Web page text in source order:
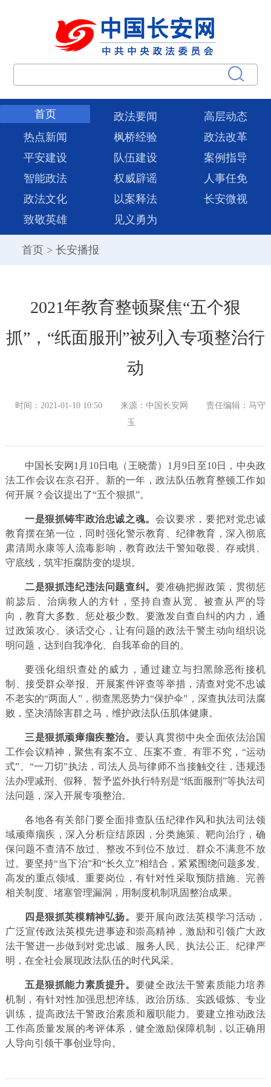
首页 政法要闻
高层动态
热点新闻
枫桥经验
政法改革
平安建设
队伍建设
案例指导
智能政法
权威辟谣
人事任免
政法文化
以案释法
长安微视
致敬英雄
见义勇为
首页 > 长安播报
2021年教育整顿聚焦“五个狠
抓”，“纸面服刑”被列入专项整治行
动
时间：2021-01-10 10:50 来源：中国长安网
责任编辑：马守
玉
中国长安网1月10日电（王晓蕾）1月9日至10日，中央政
法工作会议在京召开。新的一年，政法队伍教育整顿工作如
何开展？会议提出了“五个狠抓”。
一是狠抓铸牢政治忠诚之魂。 会议要求，要把对党忠诚
教育摆在第一位，同时强化警示教育、纪律教育，深入彻底
肃清周永康等人流毒影响，教育政法干警知敬畏、存戒惧、
守底线，筑牢拒腐防变的堤坝。
二是狠抓违纪违法问题查纠。 要准确把握政策，贯彻惩
前毖后、治病救人的方针，坚持自查从宽、被查从严的导
向，教育大多数、惩处极少数。要激发自查自纠的内力，通
过政策攻心、谈话交心，让有问题的政法干警主动向组织说
明问题，达到自我净化、自我革命的目的。
要强化组织查处的威力，通过建立与扫黑除恶衔接机
制、接受群众举报、开展案件评查等举措，清查对党不忠诚
不老实的“两面人”，彻查黑恶势力“保护伞”，深查执法司法腐
败，坚决清除害群之马，维护政法队伍肌体健康。
三是狠抓顽瘴痼疾整治。 要认真贯彻中央全面依法治国
工作会议精神，聚焦有案不立、压案不查、有罪不究，“运动
式”、“一刀切”执法，司法人员与律师不当接触交往，违规违
法办理减刑、假释、暂予监外执行特别是“纸面服刑”等执法司
法问题，深入开展专项整治。
各地各有关部门要全面排查队伍纪律作风和执法司法领
域顽瘴痼疾，深入分析症结原因，分类施策、靶向治疗，确
保问题不查清不放过、整改不到位不放过、群众不满意不放
过。要坚持“当下治”和“长久立”相结合，紧紧围绕问题多发、
高发的重点领域、重要岗位，有针对性采取预防措施、完善
相关制度、堵塞管理漏洞，用制度机制巩固整治成果。
四是狠抓英模精神弘扬。 要开展向政法英模学习活动，
广泛宣传政法英模先进事迹和崇高精神，激励和引领广大政
法干警进一步做到对党忠诚、服务人民、执法公正、纪律严
明，在全社会展现政法队伍的时代风采。
五是狠抓能力素质提升。 要健全政法干警素质能力培养
机制，有针对性加强思想淬练、政治历练、实践锻炼、专业
训练，提高政法干警政治素质和履职能力。要建立推动政法
工作高质量发展的考评体系，健全激励保障机制，以正确用
人导向引领干事创业导向。